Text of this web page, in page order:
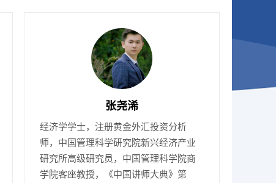
张尧浠
经济学学士，注册黄金外汇投资分析
师，中国管理科学研究院新兴经济产业
研究所高级研究员，中国管理科学院商
学院客座教授，《中国讲师大典》第